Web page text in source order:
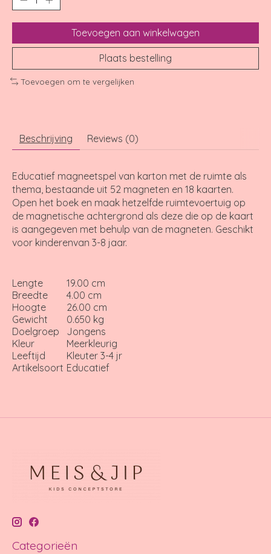
Toevoegen aan winkelwagen
Plaats bestelling
Toevoegen om te vergelijken
Beschrijving Reviews (0)
Educatief magneetspel van karton met de ruimte als
thema, bestaande uit 52 magneten en 18 kaarten.
Open het boek en maak hetzelfde ruimtevoertuig op
de magnetische achtergrond als deze die op de kaart
is aangegeven met behulp van de magneten. Geschikt
voor kinderenvan 3-8 jaar.
Lengte
19.00 cm
Breedte
4.00 cm
Hoogte
26.00 cm
Gewicht
0.650 kg
Doelgroep
Jongens
Kleur
Meerkleurig
Leeftijd
Kleuter 3-4 jr
Artikelsoort Educatief
Categorieën